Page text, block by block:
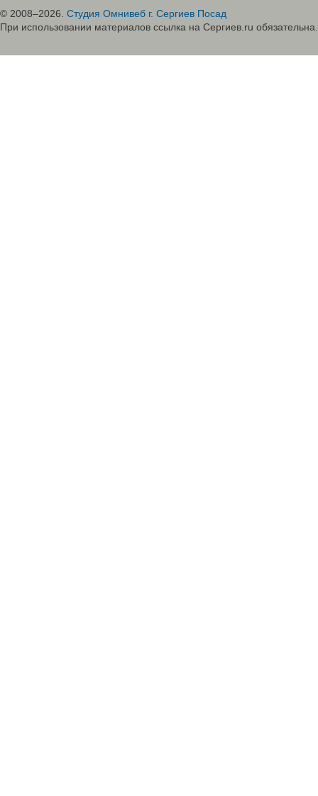
© 2008–2026. Студия Омнивеб г. Сергиев Посад
При использовании материалов ссылка на Сергиев.ru обязательна.